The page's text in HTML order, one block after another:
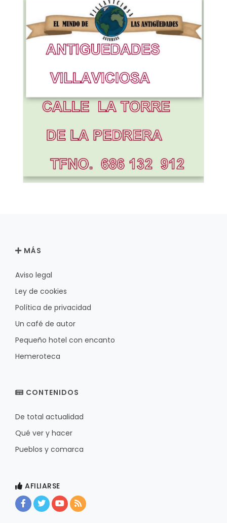
MÁS
Aviso legal
Ley de cookies
Política de privacidad
Un café de autor
Pequeño hotel con encanto
Hemeroteca
CONTENIDOS
De total actualidad
Qué ver y hacer
Pueblos y comarca
AFILIARSE